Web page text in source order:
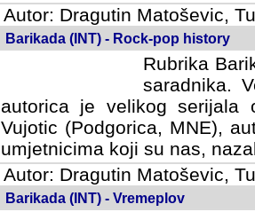
Autor: Dragutin Matoševic,
Barikada (INT) - Rock-pop history
Rubrika
saradnika.
autorica je velikog serijala
Vujotic (Podgorica, MNE),
umjetnicima koji su nas,
Autor: Dragutin Matoševic,
Barikada (INT) - Vremeplov